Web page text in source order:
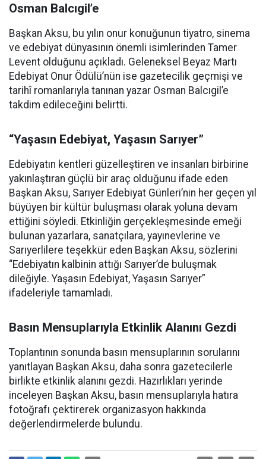
Osman Balcıgil’e
Başkan Aksu, bu yılın onur konuğunun tiyatro, sinema
ve edebiyat dünyasının önemli isimlerinden Tamer
Levent olduğunu açıkladı. Geleneksel Beyaz Martı
Edebiyat Onur Ödülü’nün ise gazetecilik geçmişi ve
tarihî romanlarıyla tanınan yazar Osman Balcıgil’e
takdim edileceğini belirtti.
“Yaşasın Edebiyat, Yaşasın Sarıyer”
Edebiyatın kentleri güzelleştiren ve insanları birbirine
yakınlaştıran güçlü bir araç olduğunu ifade eden
Başkan Aksu, Sarıyer Edebiyat Günleri’nin her geçen yıl
büyüyen bir kültür buluşması olarak yoluna devam
ettiğini söyledi. Etkinliğin gerçekleşmesinde emeği
bulunan yazarlara, sanatçılara, yayınevlerine ve
Sarıyerlilere teşekkür eden Başkan Aksu, sözlerini
“Edebiyatın kalbinin attığı Sarıyer’de buluşmak
dileğiyle. Yaşasın Edebiyat, Yaşasın Sarıyer”
ifadeleriyle tamamladı.
Basın Mensuplarıyla Etkinlik Alanını Gezdi
Toplantının sonunda basın mensuplarının sorularını
yanıtlayan Başkan Aksu, daha sonra gazetecilerle
birlikte etkinlik alanını gezdi. Hazırlıkları yerinde
inceleyen Başkan Aksu, basın mensuplarıyla hatıra
fotoğrafı çektirerek organizasyon hakkında
değerlendirmelerde bulundu.